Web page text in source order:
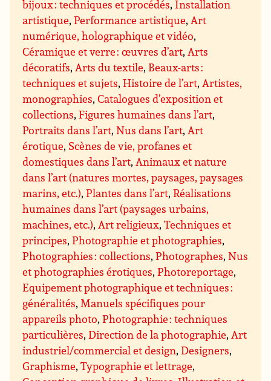
bijoux : techniques et procédés, Installation
artistique,Performance artistique,Art
numérique, holographique et vidéo,
Céramique et verre : œuvres d’art,Arts
décoratifs,Arts du textile, Beaux-arts :
techniques et sujets,Histoire de l’art,Artistes,
monographies,Catalogues d’exposition et
collections,Figures humaines dans l’art,
Portraits dans l’art,Nus dans l’art,Art
érotique, Scènes de vie, profanes et
domestiques dans l’art,Animaux et nature
dans l’art (natures mortes, paysages, paysages
marins, etc.),Plantes dans l’art,Réalisations
humaines dans l’art (paysages urbains,
machines, etc.),Art religieux,Techniques et
principes,Photographie et photographies,
Photographies : collections,Photographes,Nus
et photographies érotiques,Photoreportage,
Equipement photographique et techniques :
généralités,Manuels spécifiques pour
appareils photo,Photographie : techniques
particulières,Direction de la photographie,Art
industriel/commercial et design,Designers,
Graphisme,Typographie et lettrage,